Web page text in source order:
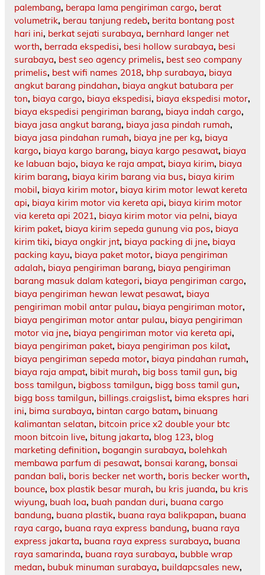
palembang, berapa lama pengiriman cargo, berat
volumetrik, berau tanjung redeb, berita bontang post
hari ini, berkat sejati surabaya, bernhard langer net
worth, berrada ekspedisi, besi hollow surabaya, besi
surabaya, best seo agency primelis, best seo company
primelis, best wifi names 2018, bhp surabaya, biaya
angkut barang pindahan, biaya angkut batubara per
ton, biaya cargo, biaya ekspedisi, biaya ekspedisi motor,
biaya ekspedisi pengiriman barang, biaya indah cargo,
biaya jasa angkut barang, biaya jasa pindah rumah,
biaya jasa pindahan rumah, biaya jne per kg, biaya
kargo, biaya kargo barang, biaya kargo pesawat, biaya
ke labuan bajo, biaya ke raja ampat, biaya kirim, biaya
kirim barang, biaya kirim barang via bus, biaya kirim
mobil, biaya kirim motor, biaya kirim motor lewat kereta
api, biaya kirim motor via kereta api, biaya kirim motor
via kereta api 2021, biaya kirim motor via pelni, biaya
kirim paket, biaya kirim sepeda gunung via pos, biaya
kirim tiki, biaya ongkir jnt, biaya packing di jne, biaya
packing kayu, biaya paket motor, biaya pengiriman
adalah, biaya pengiriman barang, biaya pengiriman
barang masuk dalam kategori, biaya pengiriman cargo,
biaya pengiriman hewan lewat pesawat, biaya
pengiriman mobil antar pulau, biaya pengiriman motor,
biaya pengiriman motor antar pulau, biaya pengiriman
motor via jne, biaya pengiriman motor via kereta api,
biaya pengiriman paket, biaya pengiriman pos kilat,
biaya pengiriman sepeda motor, biaya pindahan rumah,
biaya raja ampat, bibit murah, big boss tamil gun, big
boss tamilgun, bigboss tamilgun, bigg boss tamil gun,
bigg boss tamilgun, billings.craigslist, bima ekspres hari
ini, bima surabaya, bintan cargo batam, binuang
kalimantan selatan, bitcoin price x2 double your btc
moon bitcoin live, bitung jakarta, blog 123, blog
marketing definition, bogangin surabaya, bolehkah
membawa parfum di pesawat, bonsai karang, bonsai
pandan bali, boris becker net worth, boris becker worth,
bounce, box plastik besar murah, bu kris juanda, bu kris
wiyung, buah loa, buah pandan duri, buana cargo
bandung, buana plastik, buana raya balikpapan, buana
raya cargo, buana raya express bandung, buana raya
express jakarta, buana raya express surabaya, buana
raya samarinda, buana raya surabaya, bubble wrap
medan, bubuk minuman surabaya, buildapcsales new,